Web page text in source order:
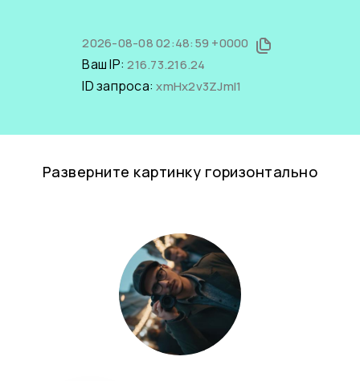
2026-08-08 02:48:59 +0000
Ваш IP:216.73.216.24
ID запроса:xmHx2v3ZJmI1
Разверните картинку горизонтально